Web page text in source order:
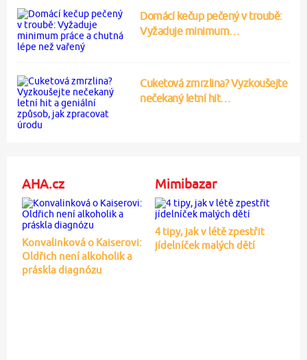
Domácí kečup pečený v troubě:
Vyžaduje minimum…
Cuketová zmrzlina? Vyzkoušejte
nečekaný letní hit…
AHA.cz
Konvalinková o Kaiserovi:
Oldřich není alkoholik a
práskla diagnózu
Mimibazar
4 tipy, jak v létě zpestřit
jídelníček malých dětí